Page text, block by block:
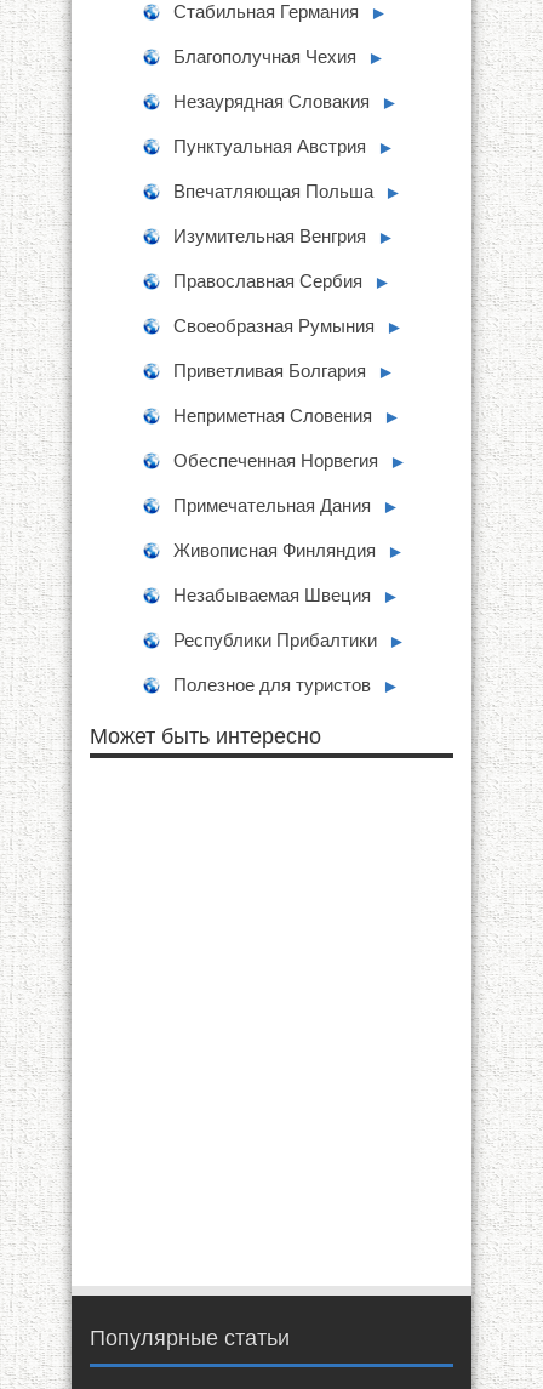
Стабильная Германия ►
Благополучная Чехия ►
Незаурядная Словакия ►
Пунктуальная Австрия ►
Впечатляющая Польша ►
Изумительная Венгрия ►
Православная Сербия ►
Своеобразная Румыния ►
Приветливая Болгария ►
Неприметная Словения ►
Обеспеченная Норвегия ►
Примечательная Дания ►
Живописная Финляндия ►
Незабываемая Швеция ►
Республики Прибалтики ►
Полезное для туристов ►
Может быть интересно
Популярные статьи